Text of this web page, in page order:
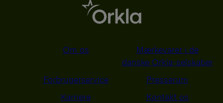
Om os
Mærkevarer i de
danske Orkla-selskaber
Forbrugerservice
Presserum
Karriere
Kontakt os